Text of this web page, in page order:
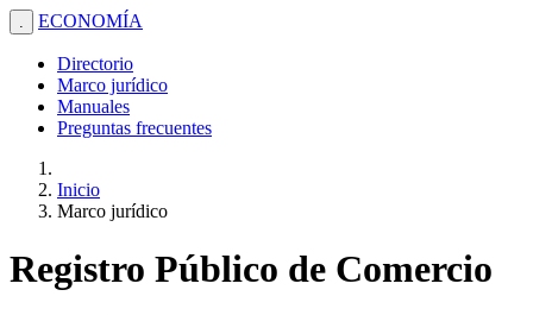
. ECONOMÍA
Directorio
Marco jurídico
Manuales
Preguntas frecuentes
Inicio
Marco jurídico
Registro Público de Comercio